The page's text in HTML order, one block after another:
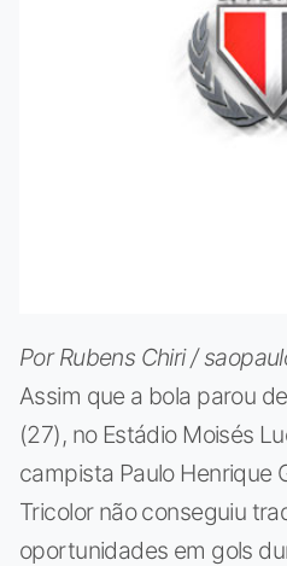
Por Rubens Chiri /
Assim que a bola parou
(27), no Estádio Moisés
campista Paulo Henrique
Tricolor não conseguiu
oportunidades em gols